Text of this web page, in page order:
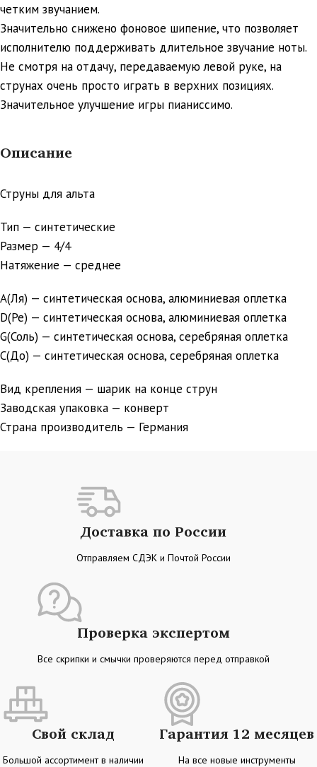
четким звучанием.
Значительно снижено фоновое шипение, что позволяет
исполнителю поддерживать длительное звучание ноты.
Не смотря на отдачу, передаваемую левой руке, на
струнах очень просто играть в верхних позициях.
Значительное улучшение игры пианиссимо.
Описание
Струны для альта
Тип — синтетические
Размер — 4/4
Натяжение — среднее
А(Ля) — синтетическая основа, алюминиевая оплетка
D(Ре) — синтетическая основа, алюминиевая оплетка
G(Соль) — синтетическая основа, серебряная оплетка
С(До) — синтетическая основа, серебряная оплетка
Вид крепления — шарик на конце струн
Заводская упаковка — конверт
Страна производитель — Германия
Доставка по России
Отправляем СДЭК и Почтой России
Проверка экспертом
Все скрипки и смычки проверяются перед отправкой
Свой склад
Большой ассортимент в наличии
Гарантия 12 месяцев
На все новые инструменты